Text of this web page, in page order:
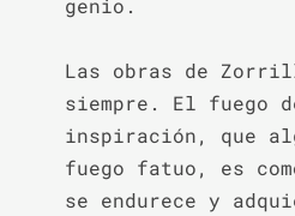
genio.
Las obras de
siempre. El fuego
inspiración, que
fuego fatuo, es
se endurece y